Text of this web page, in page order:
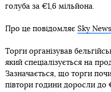
голуба за €1,6 мільйона.
Про це повідомляє Sky News
Торги організував
який спеціалізується на
Зазначається, що торги
півтори години доросли до